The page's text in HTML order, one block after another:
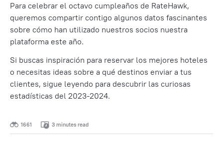
Para celebrar el octavo cumpleaños de RateHawk,
queremos compartir contigo algunos datos fascinantes
sobre cómo han utilizado nuestros socios nuestra
plataforma este año.
Si buscas inspiración para reservar los mejores hoteles
o necesitas ideas sobre a qué destinos enviar a tus
clientes, sigue leyendo para descubrir las curiosas
estadísticas del 2023-2024.
1661 3 minutes read